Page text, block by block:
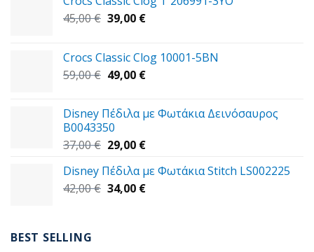
45,00€ Original
45,00 €.
39,00 €Η
είναι:
39,00 €.
Crocs Classic Clog 10001-5BN
59,00€ Original
59,00 €.
49,00 €Η
είναι:
Disney Πέδιλα με Φωτάκια Δεινόσαυρος
B0043350
37,00€ Original
was:
37,00 €.
29,00 €Η
τιμή
είναι:
Disney Πέδιλα με Φωτάκια Stitch LS002225
42,00€ Original
34,00 €Η
BEST SELLING